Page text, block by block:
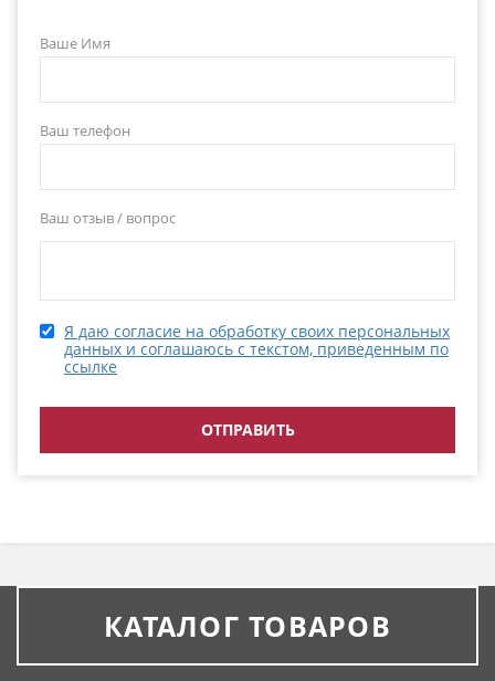
Ваше Имя
Ваш телефон
Ваш отзыв / вопрос
Я даю согласие на обработку своих персональных
данных и соглашаюсь с текстом, приведенным по
ссылке
КАТАЛОГ ТОВАРОВ